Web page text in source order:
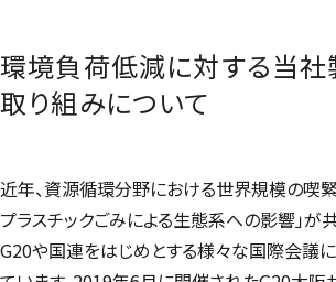
環境負荷低減に対する当
取り組みについて
近年、資源循環分野における世界規模の喫緊
プラスチックごみによる生態系への影響」が
G20や国連をはじめとする様々な国際会議